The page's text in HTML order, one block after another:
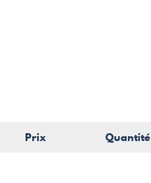
Prix Quantité